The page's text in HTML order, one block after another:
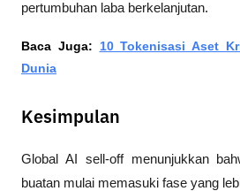
pertumbuhan laba berkelanjutan.
Baca Juga: 10 Tokenisasi Aset
Dunia
Kesimpulan
Global AI sell-off menunjukkan
buatan mulai memasuki fase yang